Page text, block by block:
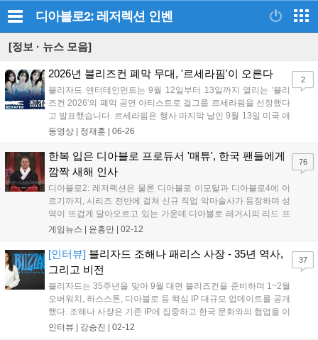
디아블로2: 레저렉션 인벤
[정보 · 뉴스 모음]
2026년 블리즈컨 폐막 무대, '르세라핌'이 오른다
블리자드 엔터테인먼트는 9월 12일부터 13일까지 열리는 '블리
즈컨 2026'의 폐막 공연 아티스트로 걸그룹 르세라핌을 선정했다
고 발표했습니다. 르세라핌은 행사 마지막 날인 9월 13일 미국 애
너하임 컨벤션 센터 메인 스테이지에 올라 팬들과 만날 예정입니
는 르세라핌은 이번 공연을 통해 다시 한번 블리자드 커뮤니티와
특별한 접점을 만들게 되었습니다. 자세한 정보는 블리자드 공식
블로그에서 확인 가능합니다....
동영상 | 정재훈 06-26
2
한복 입은 디아블로 프로듀서 '매튜', 한국 팬들에게
깜짝 새해 인사
디아블로2: 레저렉션은 물론 디아블로 이모탈과 디아블로4에 이
르기까지, 시리즈 전반에 걸쳐 신규 직업 악마술사가 등장하며 성
역이 뜨겁게 달아오르고 있는 가운데 디아블로 레거시의 리드 프
로듀서 매튜 세더퀴스트가 한국 팬들만을 위한 특별한 인사를 건
영상에서 매튜 세더퀴스트는 유창한 한국어...
게임뉴스 | 윤홍만 02-12
76
[인터뷰] 블리자드 조해나 패리스 사장 - 35년 역사,
그리고 비전
블리자드는 35주년을 맞아 9월 대면 블리즈컨을 준비하며 1~2월
오버워치, 하스스톤, 디아블로 등 핵심 IP 대규모 업데이트를 공개
했다. 조해나 사장은 기존 IP에 집중하고 한국 문화와의 협업을 이
어갈 세계 최고의 게임 엔터테인먼트 회사 비전을 밝혔다....
인터뷰 | 강승진 02-12
37